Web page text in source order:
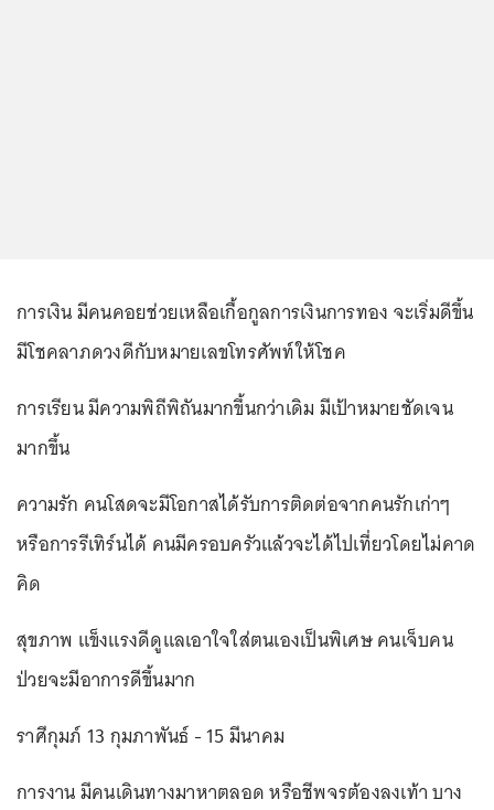
การเงิน มีคนคอยช่วยเหลือเกื้อกูลการเงินการทอง จะเริ่มดีขึ้น
มีโชคลาภดวงดีกับหมายเลขโทรศัพท์ให้โชค
การเรียน มีความพิถีพิถันมากขึ้นกว่าเดิม มีเป้าหมายชัดเจน
มากขึ้น
ความรัก คนโสดจะมีโอกาสได้รับการติดต่อจากคนรักเก่าๆ
หรือการรีเทิร์นได้ คนมีครอบครัวแล้วจะได้ไปเที่ยวโดยไม่คาด
คิด
สุขภาพ แข็งแรงดีดูแลเอาใจใส่ตนเองเป็นพิเศษ คนเจ็บคน
ป่วยจะมีอาการดีขึ้นมาก
ราศีกุมภ์ 13 กุมภาพันธ์ - 15 มีนาคม
การงาน มีคนเดินทางมาหาตลอด หรือชีพจรต้องลงเท้า บาง